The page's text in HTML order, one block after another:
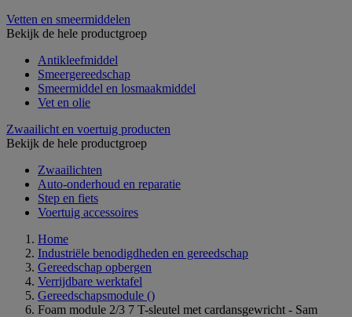
Vetten en smeermiddelen
Bekijk de hele productgroep
Antikleefmiddel
Smeergereedschap
Smeermiddel en losmaakmiddel
Vet en olie
Zwaailicht en voertuig producten
Bekijk de hele productgroep
Zwaailichten
Auto-onderhoud en reparatie
Step en fiets
Voertuig accessoires
Home
Industriële benodigdheden en gereedschap
Gereedschap opbergen
Verrijdbare werktafel
Gereedschapsmodule ()
Foam module 2/3 7 T-sleutel met cardansgewricht - Sam